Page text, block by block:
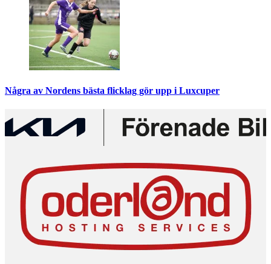
Några av Nordens bästa flicklag gör upp i Luxcuper